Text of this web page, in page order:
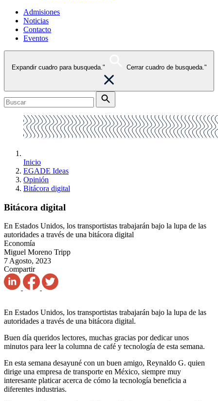
Admisiones
Noticias
Contacto
Eventos
Expandir cuadro para busqueda." Cerrar cuadro de busqueda."
Inicio
EGADE Ideas
Opinión
Bitácora digital
Bitácora digital
En Estados Unidos, los transportistas trabajarán bajo la lupa de las
autoridades a través de una bitácora digital
Economía
Miguel Moreno Tripp
7 Agosto, 2023
Compartir
En Estados Unidos, los transportistas trabajarán bajo la lupa de las
autoridades a través de una bitácora digital.
Buen día queridos lectores, muchas gracias por dedicar unos
minutos para leer la columna de café y tecnología de esta semana.
En esta semana desayuné con un buen amigo, Reynaldo G. quien
dirige una empresa de transporte en México, siempre muy
interesante platicar acerca de cómo la tecnología beneficia a
diferentes industrias.